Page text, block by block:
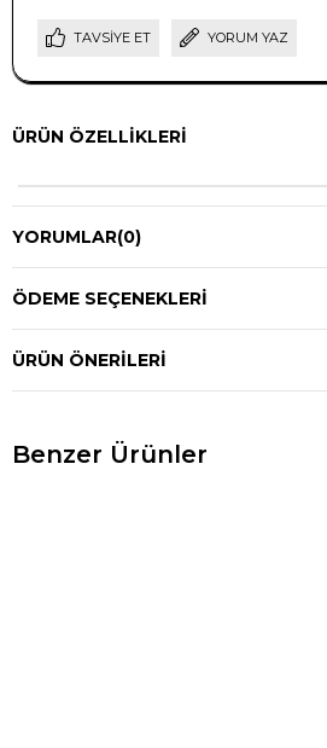
TAVSIYE ET YORUM YAZ
ÜRÜN ÖZELLIKLERI
YORUMLAR(0)
ÖDEME SEÇENEKLERI
ÜRÜN ÖNERILERI
Benzer Ürünler